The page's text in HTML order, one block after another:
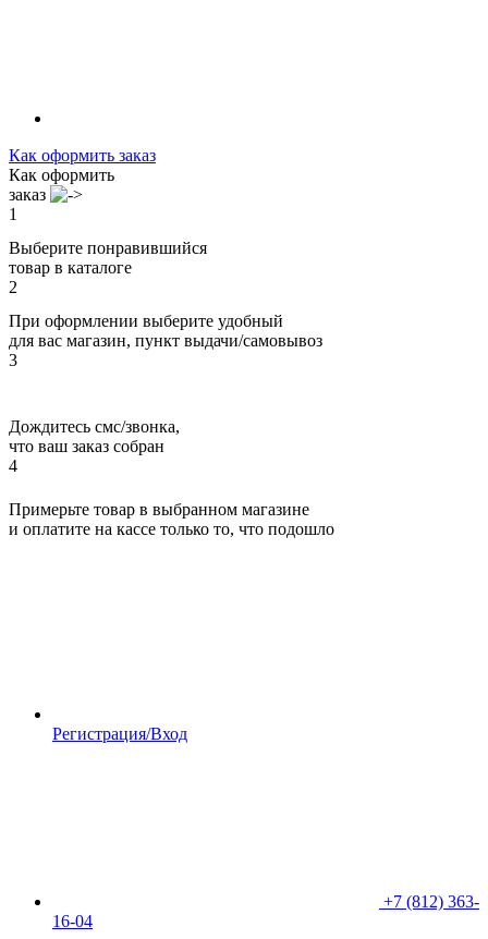
Как оформить заказ
Как оформить
заказ
1
Выберите понравившийся
товар в каталоге
2
При оформлении выберите удобный
для вас магазин, пункт выдачи/самовывоз
3
Дождитесь смс/звонка,
что ваш заказ собран
4
Примерьте товар в выбранном магазине
и оплатите на кассе только то, что подошло
Регистрация/Вход
+7 (812) 363-
16-04